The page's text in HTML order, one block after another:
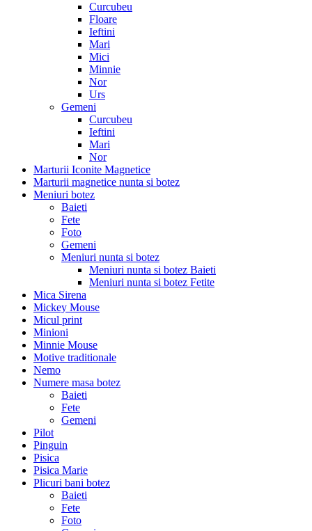
Curcubeu
Floare
Ieftini
Mari
Mici
Minnie
Nor
Urs
Gemeni
Curcubeu
Ieftini
Mari
Nor
Marturii Iconite Magnetice
Marturii magnetice nunta si botez
Meniuri botez
Baieti
Fete
Foto
Gemeni
Meniuri nunta si botez
Meniuri nunta si botez Baieti
Meniuri nunta si botez Fetite
Mica Sirena
Mickey Mouse
Micul print
Minioni
Minnie Mouse
Motive traditionale
Nemo
Numere masa botez
Baieti
Fete
Gemeni
Pilot
Pinguin
Pisica
Pisica Marie
Plicuri bani botez
Baieti
Fete
Foto